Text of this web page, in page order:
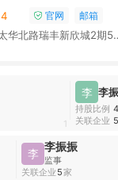
4 官网 邮箱
陕西省西安市未央
1
李 李
持股比例
关联企业 5
李 李振振
监事
关联企业 5家